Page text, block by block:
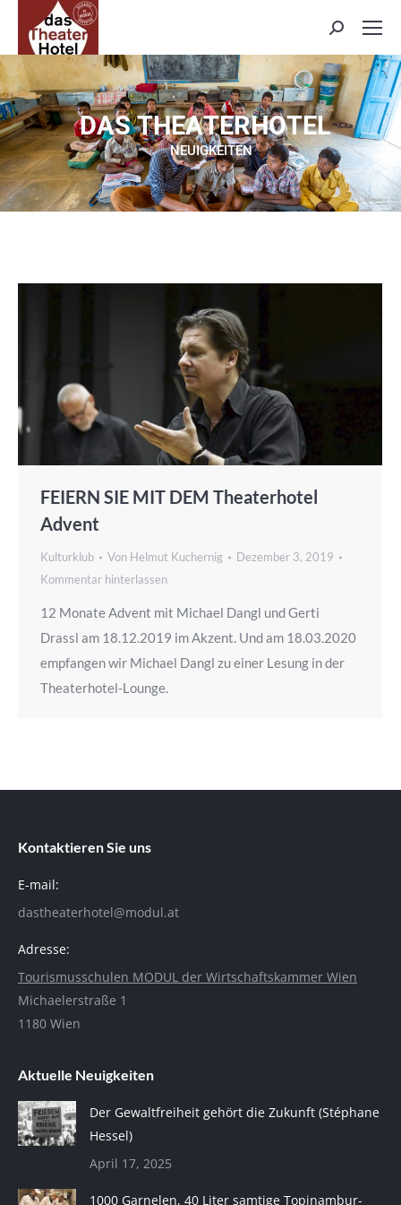
Search:
DAS THEATERHOTEL
NEUIGKEITEN
FEIERN SIE MIT DEM Theaterhotel
Advent
Kulturklub Von Helmut Kuchernig
Dezember 3, 2019
Kommentar hinterlassen
12 Monate Advent mit Michael Dangl und Gerti
Drassl am 18.12.2019 im Akzent. Und am 18.03.2020
empfangen wir Michael Dangl zu einer Lesung in der
Theaterhotel-Lounge.
Kontaktieren Sie uns
E-mail:
dastheaterhotel@modul.at
Adresse:
Tourismusschulen MODUL der Wirtschaftskammer Wien
Michaelerstraße 1
1180 Wien
Aktuelle Neuigkeiten
Der Gewaltfreiheit gehört die Zukunft (Stéphane
Hessel)
April 17, 2025
1000 Garnelen, 40 Liter samtige Topinambur-